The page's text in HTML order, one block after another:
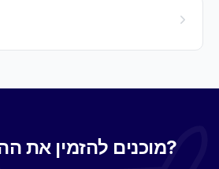
מוכנים להזמין את ההסעה שלכם?